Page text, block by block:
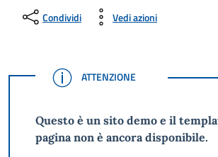
Condividi Vedi azioni
ATTENZIONE
ATTENZIONE
Questo è un sito demo e il
pagina non è ancora disponibile.